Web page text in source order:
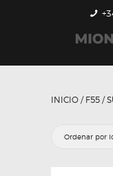
INICIO / F55 /